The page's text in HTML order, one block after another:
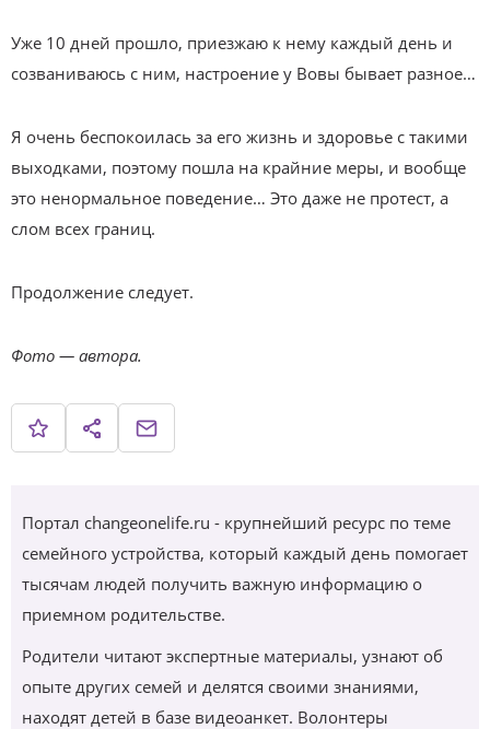
Уже 10 дней прошло, приезжаю к нему каждый день и
созваниваюсь с ним, настроение у Вовы бывает разное…
Я очень беспокоилась за его жизнь и здоровье с такими
выходками, поэтому пошла на крайние меры, и вообще
это ненормальное поведение… Это даже не протест, а
слом всех границ.
Продолжение следует.
Фото — автора.
Портал changeonelife.ru - крупнейший ресурс по теме
семейного устройства, который каждый день помогает
тысячам людей получить важную информацию о
приемном родительстве.
Родители читают экспертные материалы, узнают об
опыте других семей и делятся своими знаниями,
находят детей в базе видеоанкет. Волонтеры